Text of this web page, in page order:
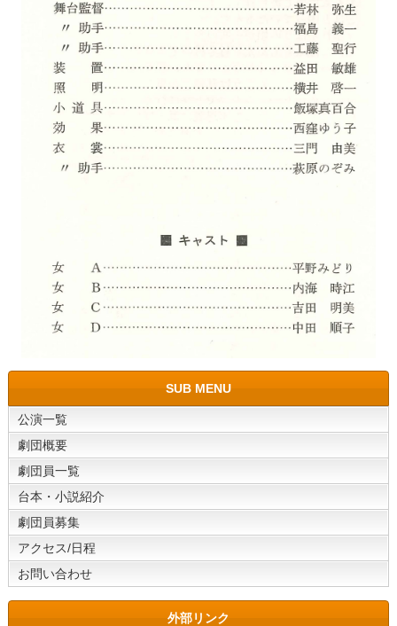
SUB MENU
公演一覧
劇団概要
劇団員一覧
台本・小説紹介
劇団員募集
アクセス/日程
お問い合わせ
外部リンク